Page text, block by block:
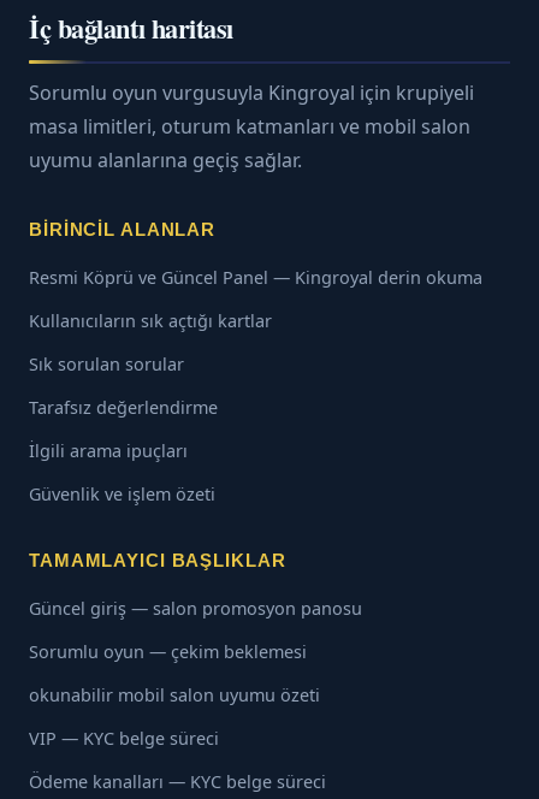
İç bağlantı haritası
Sorumlu oyun vurgusuyla Kingroyal için krupiyeli
masa limitleri, oturum katmanları ve mobil salon
uyumu alanlarına geçiş sağlar.
BIRINCIL ALANLAR
Resmi Köprü ve Güncel Panel — Kingroyal derin okuma
Kullanıcıların sık açtığı kartlar
Sık sorulan sorular
Tarafsız değerlendirme
İlgili arama ipuçları
Güvenlik ve işlem özeti
TAMAMLAYICI BAŞLIKLAR
Güncel giriş — salon promosyon panosu
Sorumlu oyun — çekim beklemesi
okunabilir mobil salon uyumu özeti
VIP — KYC belge süreci
Ödeme kanalları — KYC belge süreci